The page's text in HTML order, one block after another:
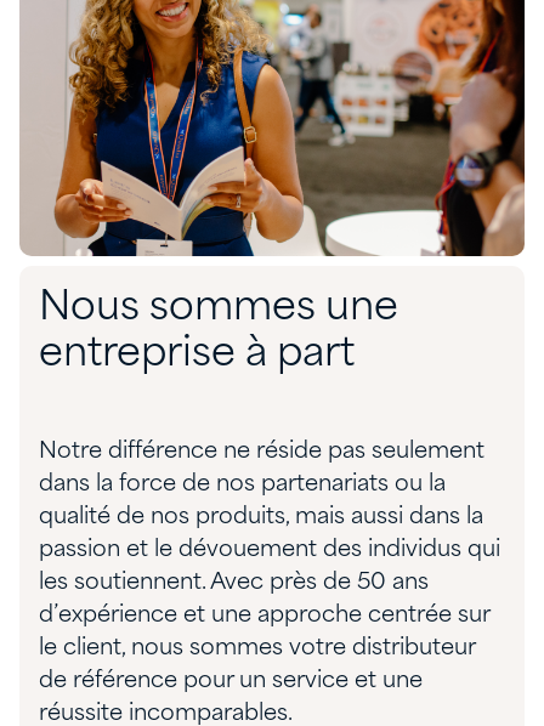
Nous sommes une
entreprise à part
Notre différence ne réside pas seulement
dans la force de nos partenariats ou la
qualité de nos produits, mais aussi dans la
passion et le dévouement des individus qui
les soutiennent. Avec près de 50 ans
d’expérience et une approche centrée sur
le client, nous sommes votre distributeur
de référence pour un service et une
réussite incomparables.